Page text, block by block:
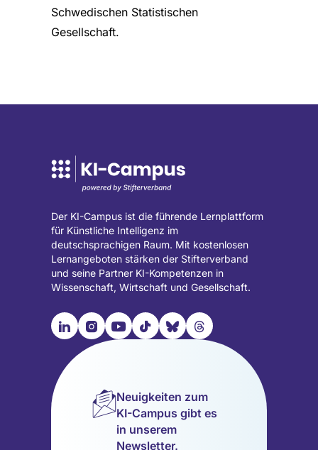
Schwedischen Statistischen
Gesellschaft.
Der KI-Campus ist die führende Lernplattform
für Künstliche Intelligenz im
deutschsprachigen Raum. Mit kostenlosen
Lernangeboten stärken der Stifterverband
und seine Partner KI-Kompetenzen in
Wissenschaft, Wirtschaft und Gesellschaft.

Besuche
unsere
LinkedIn
📹︎
Besuche
unsere
(wird
in
einem
📺︎
Besuche
(wird
in
einem
🎵︎
Besuche
(wird
in
einem
🦋︎
Besuche
(wird
in
einem
🧵︎
Besuche
unsere
(wird
in
Neuigkeiten zum
KI-Campus gibt es
in unserem
Newsletter.